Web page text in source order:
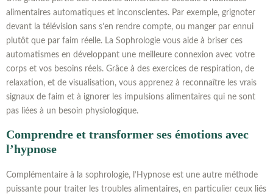
alimentaires automatiques et inconscientes. Par exemple, grignoter
devant la télévision sans s’en rendre compte, ou manger par ennui
plutôt que par faim réelle. La Sophrologie vous aide à briser ces
automatismes en développant une meilleure connexion avec votre
corps et vos besoins réels. Grâce à des exercices de respiration, de
relaxation, et de visualisation, vous apprenez à reconnaître les vrais
signaux de faim et à ignorer les impulsions alimentaires qui ne sont
pas liées à un besoin physiologique.
Comprendre et transformer ses émotions avec
l’hypnose
Complémentaire à la sophrologie, l’Hypnose est une autre méthode
puissante pour traiter les troubles alimentaires, en particulier ceux liés